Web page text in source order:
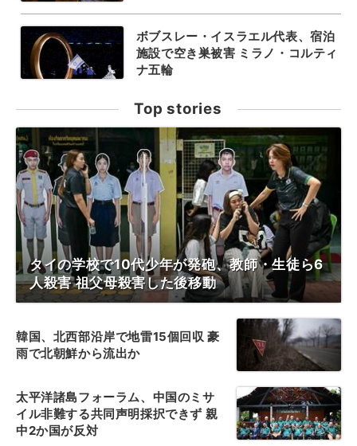
ボブスレー・イスラエル代表、宿泊
施設で空き巣被害 ミラノ・コルティ
ナ五輪
Top stories
タイの学校で10代少年が発砲、教師・生徒ら6
人殺害 祖父母殺害した後移動
韓国、北西部沿岸で地雷15個回収 豪
雨で北朝鮮から流出か
太平洋諸島フォーラム、中国のミサ
イル非難する共同声明採択できず 親
中2か国が反対